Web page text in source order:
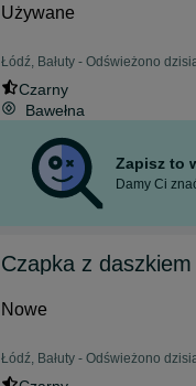
Używane
Łódź, Bałuty - Odświeżono
Czarny
Bawełna
Zapisz to
Damy Ci
Czapka z daszkiem
Nowe
Łódź, Bałuty - Odświeżono